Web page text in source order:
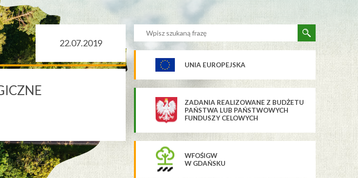
22.07.2019
UNIA EUROPEJSKA
ZADANIA REALIZOWANE Z BUDŻETU
PAŃSTWA LUB PAŃSTWOWYCH
FUNDUSZY CELOWYCH
WFOŚIGW
W GDAŃSKU